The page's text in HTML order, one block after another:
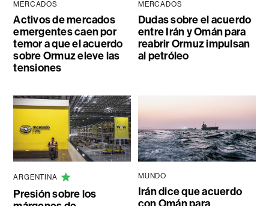
MERCADOS
Activos de mercados
emergentes caen por
temor a que el acuerdo
sobre Ormuz eleve las
tensiones
MERCADOS
Dudas sobre el acuerdo
entre Irán y Omán para
reabrir Ormuz impulsan
al petróleo
ARGENTINA
Presión sobre los
MUNDO
Irán dice que acuerdo